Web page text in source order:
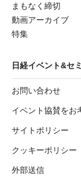
まもなく締切
動画アーカイブ
特集
日経イベント&セ
お問い合わせ
イベント協賛をお
サイトポリシー
クッキーポリシー
外部送信